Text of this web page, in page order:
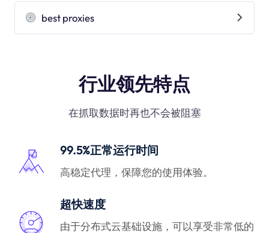
best proxies
行业领先特点
在抓取数据时再也不会被阻塞
99.5%正常运行时间
高稳定代理，保障您的使用体验。
超快速度
由于分布式云基础设施，可以享受非常低的